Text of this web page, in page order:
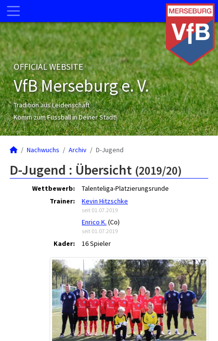
OFFICIAL WEBSITE
VfB Merseburg e. V.
Tradition aus Leidenschaft
Komm zum Fussball in Deiner Stadt!
Nachwuchs Archiv D-Jugend
D-Jugend : Übersicht (2019/20)
Wettbewerb:
Talenteliga-Platzierungsrunde
Trainer:
Kevin Hitzschke
seit 01.07.2019
Enrico K. (Co)
seit 01.07.2019
Kader: 16 Spieler